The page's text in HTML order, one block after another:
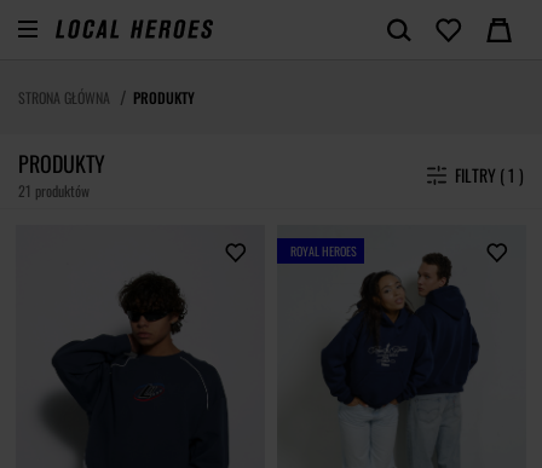
STRONA GŁÓWNA PRODUKTY
PRODUKTY
21 produktów
FILTRY ( 1 )
ROYAL HEROES